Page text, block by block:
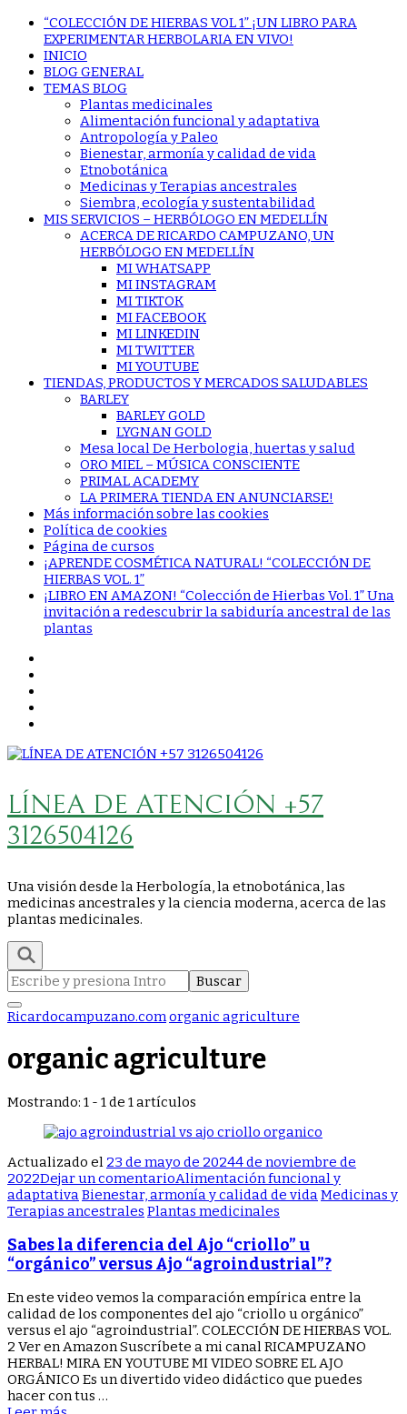
“COLECCIÓN DE HIERBAS VOL 1” ¡UN LIBRO PARA
EXPERIMENTAR HERBOLARIA EN VIVO!
INICIO
BLOG GENERAL
TEMAS BLOG
Plantas medicinales
Alimentación funcional y adaptativa
Antropología y Paleo
Bienestar, armonía y calidad de vida
Etnobotánica
Medicinas y Terapias ancestrales
Siembra, ecología y sustentabilidad
MIS SERVICIOS – HERBÓLOGO EN MEDELLÍN
ACERCA DE RICARDO CAMPUZANO, UN
HERBÓLOGO EN MEDELLÍN
MI WHATSAPP
MI INSTAGRAM
MI TIKTOK
MI FACEBOOK
MI LINKEDIN
MI TWITTER
MI YOUTUBE
TIENDAS, PRODUCTOS Y MERCADOS SALUDABLES
BARLEY
BARLEY GOLD
LYGNAN GOLD
Mesa local De Herbologia, huertas y salud
ORO MIEL – MÚSICA CONSCIENTE
PRIMAL ACADEMY
LA PRIMERA TIENDA EN ANUNCIARSE!
Más información sobre las cookies
Política de cookies
Página de cursos
¡APRENDE COSMÉTICA NATURAL! “COLECCIÓN DE
HIERBAS VOL. 1”
¡LIBRO EN AMAZON! “Colección de Hierbas Vol. 1” Una
invitación a redescubrir la sabiduría ancestral de las
plantas
LÍNEA DE ATENCIÓN +57
3126504126
Una visión desde la Herbología, la etnobotánica, las
medicinas ancestrales y la ciencia moderna, acerca de las
plantas medicinales.
Buscar:
Ricardocampuzano.comorganic agriculture
organic agriculture
Mostrando: 1 - 1 de 1 artículos
Actualizado el 23 de mayo de 20244 de noviembre de
2022Dejar un comentarioen
Sabes
la
del
Ajo
“criollo”
u
“orgánico”
versus
Ajo
“agroindustrial”?
Alimentación funcional y
adaptativaBienestar, armonía y calidad de vidaMedicinas y
Terapias ancestrales Plantas medicinales
Sabes la diferencia del Ajo “criollo” u
“orgánico” versus Ajo “agroindustrial”?
En este video vemos la comparación empírica entre la
calidad de los componentes del ajo “criollo u orgánico”
versus el ajo “agroindustrial”. COLECCIÓN DE HIERBAS VOL.
2 Ver en Amazon Suscríbete a mi canal RICAMPUZANO
HERBAL! MIRA EN YOUTUBE MI VIDEO SOBRE EL AJO
ORGÁNICO Es un divertido video didáctico que puedes
hacer con tus …